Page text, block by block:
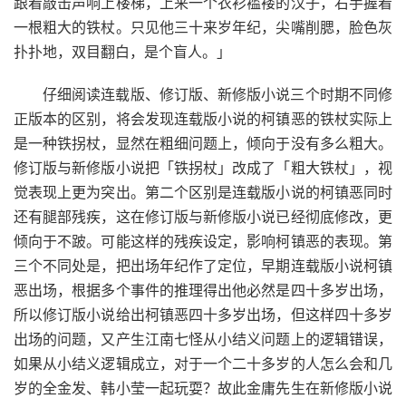
一根粗大的铁杖。只见他三十来岁年纪，尖嘴削腮，脸色灰
扑扑地，双目翻白，是个盲人。」
仔细阅读连载版、修订版、新修版小说三个时期不同修
正版本的区别，将会发现连载版小说的柯镇恶的铁杖实际上
是一种铁拐杖，显然在粗细问题上，倾向于没有多么粗大。
修订版与新修版小说把「铁拐杖」改成了「粗大铁杖」，视
觉表现上更为突出。第二个区别是连载版小说的柯镇恶同时
还有腿部残疾，这在修订版与新修版小说已经彻底修改，更
倾向于不跛。可能这样的残疾设定，影响柯镇恶的表现。第
三个不同处是，把出场年纪作了定位，早期连载版小说柯镇
恶出场，根据多个事件的推理得出他必然是四十多岁出场，
所以修订版小说给出柯镇恶四十多岁出场，但这样四十多岁
出场的问题，又产生江南七怪从小结义问题上的逻辑错误，
如果从小结义逻辑成立，对于一个二十多岁的人怎么会和几
岁的全金发、韩小莹一起玩耍？故此金庸先生在新修版小说